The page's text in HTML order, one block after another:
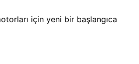
için yeni bir başlangıca